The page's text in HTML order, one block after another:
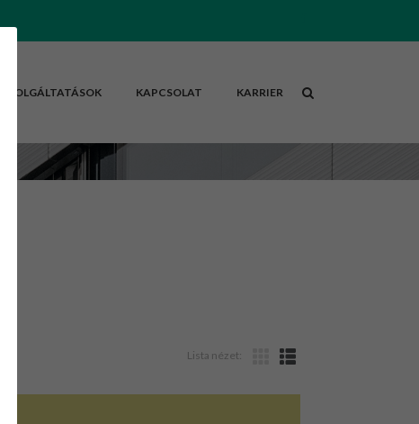
SZOLGÁLTATÁSOK KAPCSOLAT KARRIER
Lista nézet: